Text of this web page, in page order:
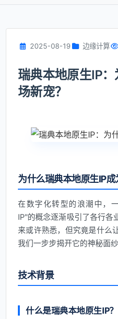
2025-08-19 边缘计算
瑞典本地原生IP
场新宠？
为什么瑞典本地原生IP成
在数字化转型的浪潮中，
IP"的概念逐渐吸引了各行各
来或许熟悉，但究竟是什么
我们一步步揭开它的神秘面纱
技术背景
什么是瑞典本地原生IP？